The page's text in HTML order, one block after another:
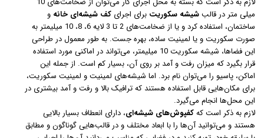
میلی متر در قالبشیشه سکوریت برای اجرای کف شیشه‌ای خانه و
ساختمان، استفاده کرد و یا از ضخامت‌های 2 تا 3 لایه 6، 8، 10 میلیمتر به
صورت سکوریت و یا لمینیت ساده، بهره جست. به طور معمول در طراحی
این فضاها، شیشه سکوریت 10 میلیمتر، می‌تواند در اماکنی مورد استفاده
قرار بگیرد که میزان رفت و آمد بر روی آن، بسیار کم است. از جمله این
اماکن، پاسیو را می‌توان نام برد. اما شیشه‌های لمینیت و لمینیت سکوریت،
برای مکان‌هایی قابل استفاده هستند که ترافیک بالا و رفت و آمد بیشتری در
این محل‌ها انجام می‌گیرد.
لازم به ذکر است کهکفپوش‌های شیشه‌ای، دارای انعطاف بسیار بالایی
هستند و می‌توانید آن‌ها را با ابعاد مختلف و در قالب‌هایی گوناگون و مطابق